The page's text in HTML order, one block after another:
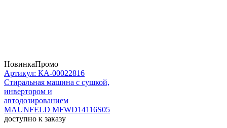
НовинкаПромо
Артикул: КА-00022816
Стиральная машина c сушкой,
инвертором и
автодозированием
MAUNFELD MFWD14116S05
доступно к заказу